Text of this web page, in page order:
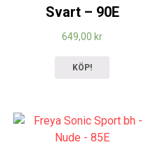
Svart – 90E
649,00kr
KÖP!